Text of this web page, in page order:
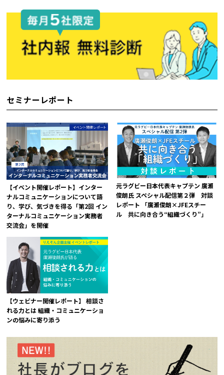
セミナーレポート
【イベント開催レポート】インター
ナルコミュニケーションについて語
り、学び、気づきを得る「第2回 イン
ターナルコミュニケーション実務者
交流会」を開催
元ラグビー日本代表キャプテン 廣瀬
俊朗氏 スペシャル配信第２弾 対談
レポート 「廣瀬俊朗×JFEスチー
ル 共に向き合う“組織づくり”」
【ウェビナー開催レポート】 相談さ
れる力とは 組織・コミュニケーショ
ンの悩みに寄り添う